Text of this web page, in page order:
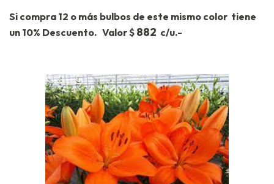
Si compra 12 o más bulbos de este mismo color tiene
un 10% Descuento. Valor $ 882 c/u.-